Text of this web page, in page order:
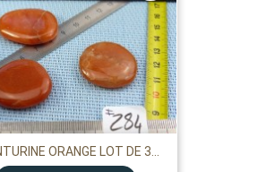
ORANGE LOT DE 3...